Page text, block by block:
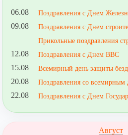
06.08 Поздравления с Днем
09.08
Поздравления с Днем
Прикольные поздравления
12.08 Поздравления с Днем ВВС
15.08 Всемирный день защиты
20.08 Поздравления со всемирным
22.08 Поздравления с Днем
Август